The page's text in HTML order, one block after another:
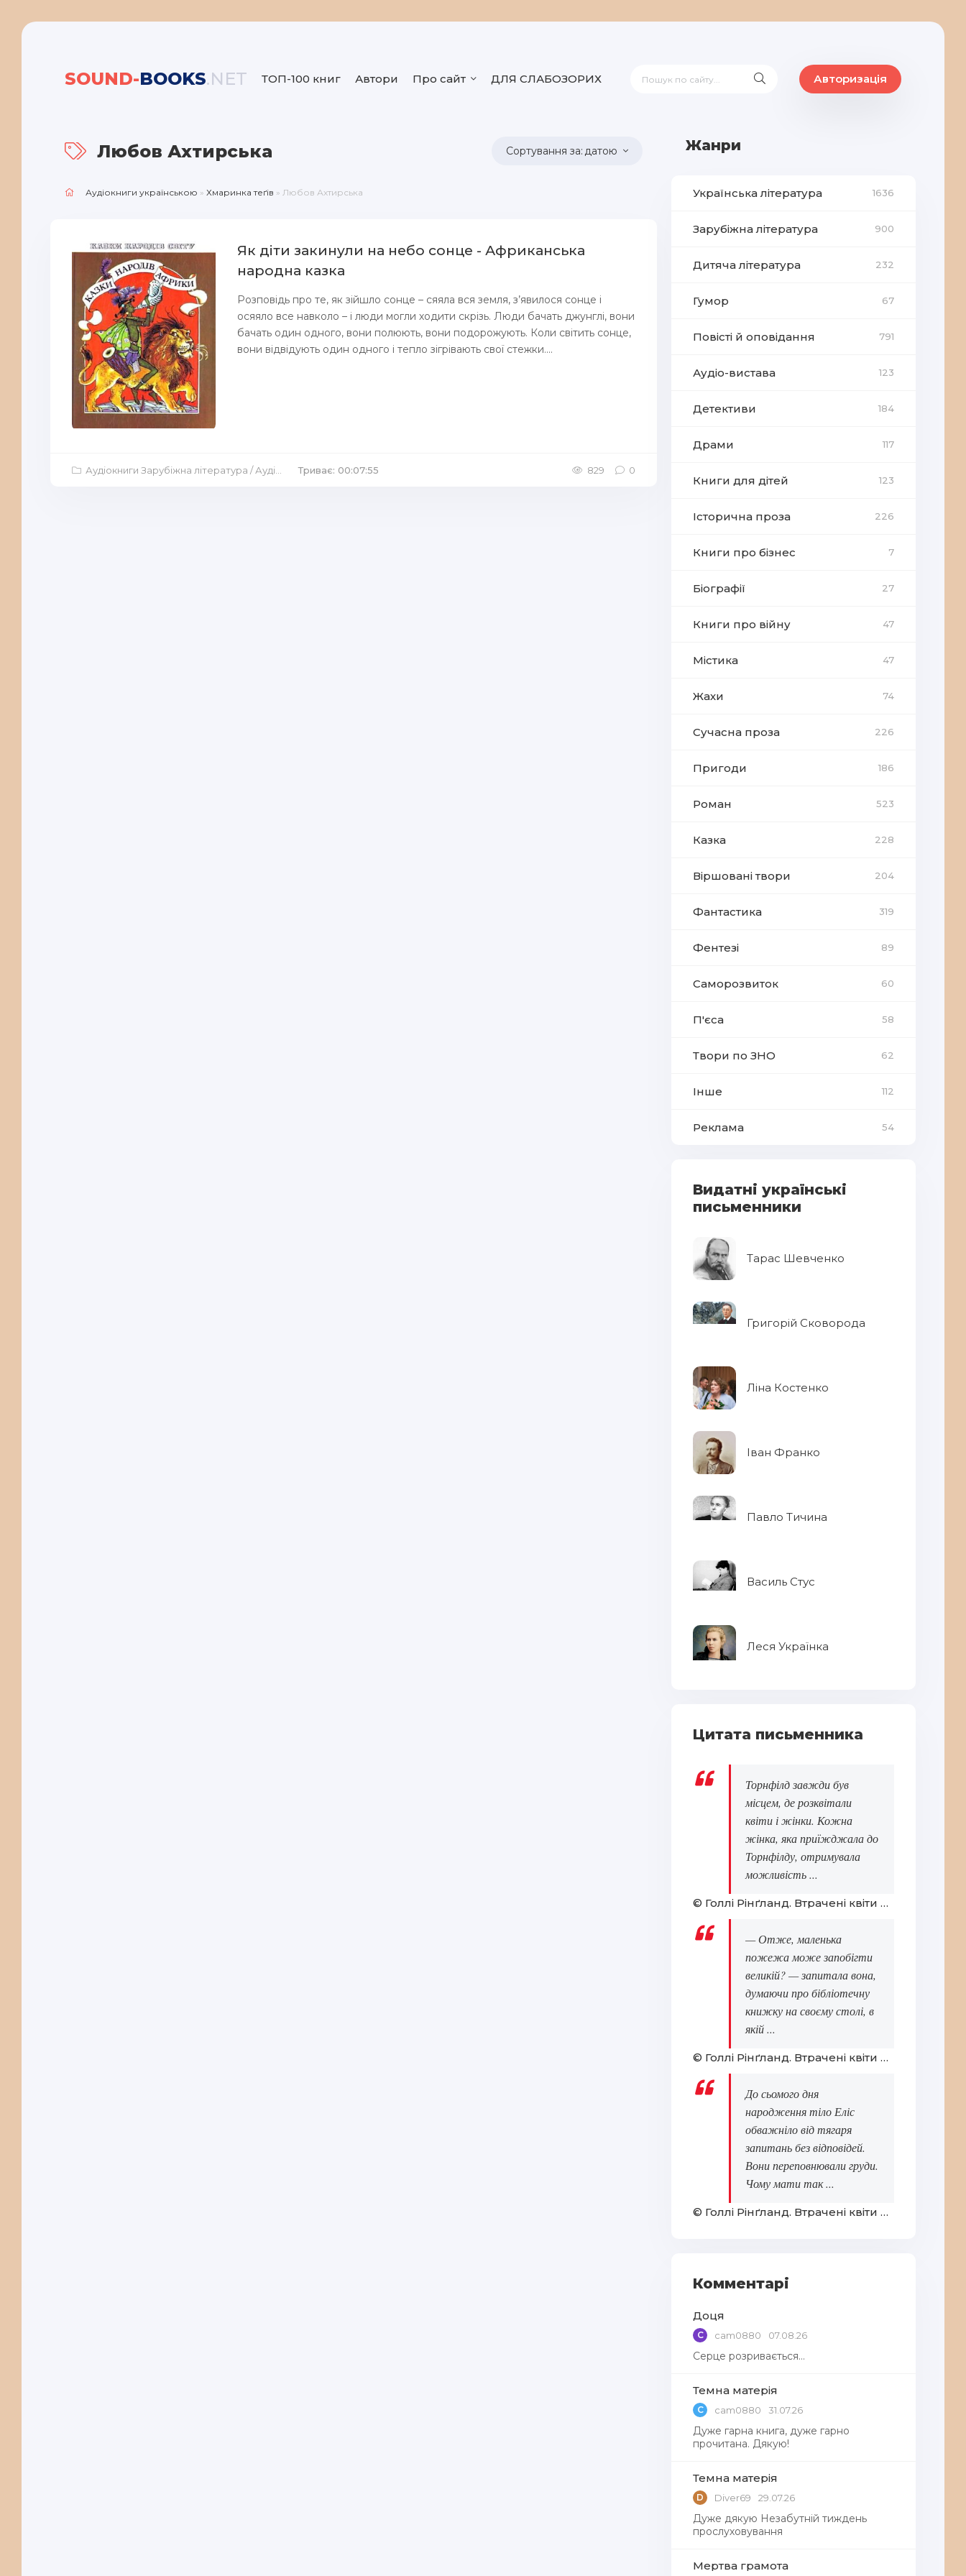
SOUND-BOOKS.NET ТОП-100 книг Автори Про сайт ДЛЯ СЛАБОЗОРИХ Авторизація
Любов Ахтирська датою
Аудіокниги українською » Хмаринка теґів » Любов Ахтирська
Як діти закинули на небо сонце - Африканська
народна казка
Розповідь про те, як зійшло сонце – сяяла вся земля, з’явилося сонце і
осяяло все навколо – і люди могли ходити скрізь. Люди бачать джунглі, вони
бачать один одного, вони полюють, вони подорожують. Коли світить сонце,
вони відвідують один одного і тепло зігрівають свої стежки....
Аудіокниги Зарубіжна література /Аудіокниги Дитяча література Триває: 00:07:55 829 0
Жанри
Українська література 1636
Зарубіжна література 900
Дитяча література 232
Гумор 67
Повісті й оповідання 791
Аудіо-вистава 123
Детективи 184
Драми 117
Книги для дітей 123
Історична проза 226
Книги про бізнес 7
Біографії 27
Книги про війну 47
Містика 47
Жахи 74
Сучасна проза 226
Пригоди 186
Роман 523
Казка 228
Віршовані твори 204
Фантастика 319
Фентезі 89
Саморозвиток 60
П'єса 58
Твори по ЗНО 62
Інше 112
Реклама 54
Видатні українські
письменники
Тарас Шевченко
Григорій Сковорода
Ліна Костенко
Іван Франко
Павло Тичина
Василь Стус
Леся Українка
Цитата письменника
Торнфілд завжди був
місцем, де розквітали
квіти і жінки. Кожна
жінка, яка приїжджала до
Торнфілду, отримувала
можливість ...
© Голлі Рінґланд. Втрачені квіти Еліс Гарт
— Отже, маленька
пожежа може запобігти
великій? — запитала вона,
думаючи про бібліотечну
книжку на своєму столі, в
якій ...
© Голлі Рінґланд. Втрачені квіти Еліс Гарт
До сьомого дня
народження тіло Еліс
обважніло від тягаря
запитань без відповідей.
Вони переповнювали груди.
Чому мати так ...
© Голлі Рінґланд. Втрачені квіти Еліс Гарт
Комментарі
Доця
C cam0880 07.08.26
Серце розривається…
Темна матерія
C cam0880 31.07.26
Дуже гарна книга, дуже гарно
прочитана. Дякую!
Темна матерія
D Diver69 29.07.26
Дуже дякую Незабутній тиждень
прослуховування
Мертва грамота